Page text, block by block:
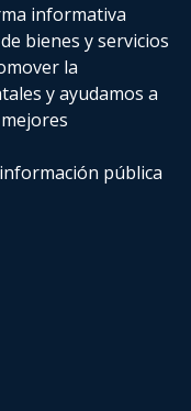
informativa
bienes y servicios
la
y ayudamos a
pública